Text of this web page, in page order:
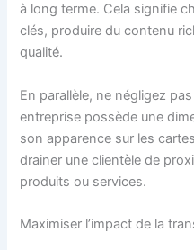
à long terme. Cela signifie
clés, produire du contenu
qualité.
En parallèle, ne négligez
entreprise possède une
son apparence sur les
drainer une clientèle de
produits ou services.
Maximiser l’impact de la